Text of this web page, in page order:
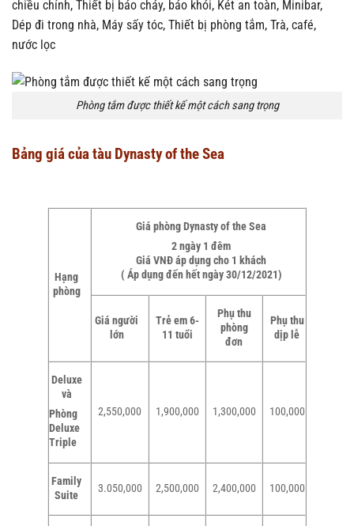
chiều chỉnh, Thiết bị báo cháy, báo khói, Két an toàn, Minibar,
Dép đi trong nhà, Máy sấy tóc, Thiết bị phòng tắm, Trà, café,
nước lọc
Phòng tắm được thiết kế một cách sang trọng
Bảng giá của tàu Dynasty of the Sea
Hạng
phòng
Giá phòngDynasty of the Sea
2 ngày 1 đêm
Giá VNĐ áp dụng cho 1 khách
( Áp dụng đến hết ngày 30/12/2021)
Giá người
lớn
Trẻ em 6-
11 tuổi
Phụ thu
phòng
đơn
Phụ thu
dịp lễ
Deluxe
và
Phòng
Deluxe
Triple
2,550,000 1,900,000 1,300,000 100,000
Family
Suite
3.050,000 2,500,000 2,400,000 100,000